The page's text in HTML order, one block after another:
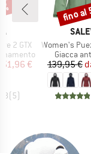
2 GTX
ridotto
€
( 5)
Articolo
Women's Puez Aqua 4
Gruppo
Giacca
139,95 €
Sconto
fino al